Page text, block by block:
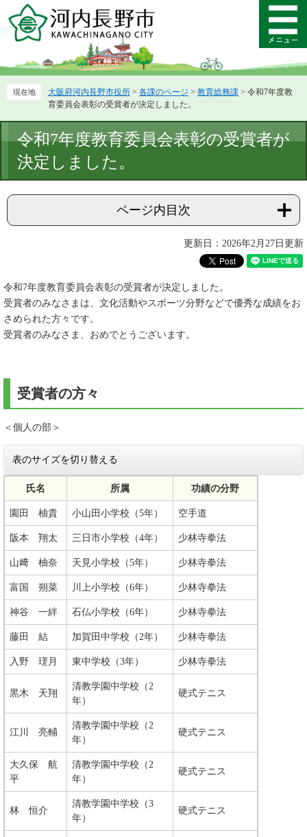
ー
先
ニ
を
て
メ
ニ
ー
大阪府河内長野市役所 > 各課のページ > 教育総務課 > 令和7年度教
育委員会表彰の受賞者が決定しました。
文
令和7年度教育委員会表彰の受賞者が
決定しました。
ページ内目次
更新日：2026年2月27日更新
令和7年度教育委員会表彰の受賞者が決定しました。
受賞者のみなさまは、文化活動やスポーツ分野などで優秀な成績をお
さめられた方々です。
受賞者のみなさま、おめでとうございます。
受賞者の方々
＜個人の部＞
表のサイズを切り替える
氏名 所属 功績の分野
園田 柚貴 小山田小学校（5年） 空手道
阪本 翔太 三日市小学校（4年） 少林寺拳法
山﨑 柚奈 天見小学校（5年） 少林寺拳法
富国 朔菜 川上小学校（6年） 少林寺拳法
神谷 一絆 石仏小学校（6年） 少林寺拳法
藤田 結 加賀田中学校（2年） 少林寺拳法
入野 瑳月 東中学校（3年） 少林寺拳法
黒木 天翔
清教学園中学校（2
年）
硬式テニス
江川 亮輔
清教学園中学校（2
年）
硬式テニス
大久保 航
平
清教学園中学校（2
年）
硬式テニス
林 恒介
清教学園中学校（3
年）
硬式テニス